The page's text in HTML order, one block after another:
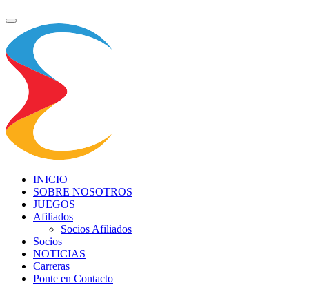
INICIO
SOBRE NOSOTROS
JUEGOS
Afiliados
Socios Afiliados
Socios
NOTICIAS
Carreras
Ponte en Contacto